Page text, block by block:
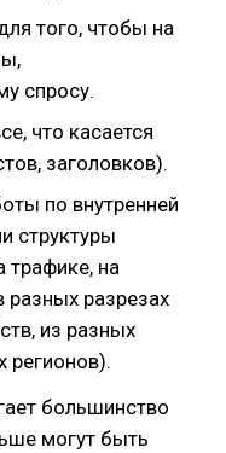
того, чтобы на
спросу.
что касается
заголовков).
по внутренней
структуры
трафике, на
разных разрезах
из разных
регионов).
большинство
могут быть